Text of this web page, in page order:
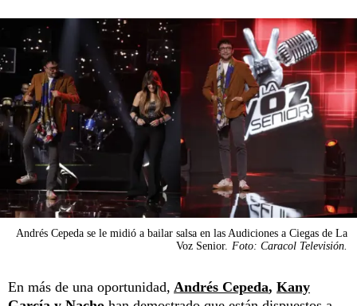
Andrés Cepeda se le midió a bailar salsa en las Audiciones a Ciegas de La
Voz Senior. Foto: Caracol Televisión.
En más de una oportunidad, Andrés Cepeda, Kany